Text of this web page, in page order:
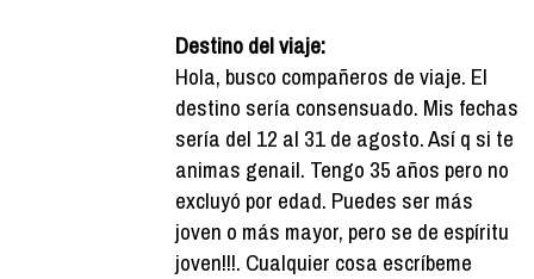
Destino del viaje:
Hola, busco compañeros de viaje. El
destino sería consensuado. Mis fechas
sería del 12 al 31 de agosto. Así q si te
animas genail. Tengo 35 años pero no
excluyó por edad. Puedes ser más
joven o más mayor, pero se de espíritu
joven!!!. Cualquier cosa escríbeme